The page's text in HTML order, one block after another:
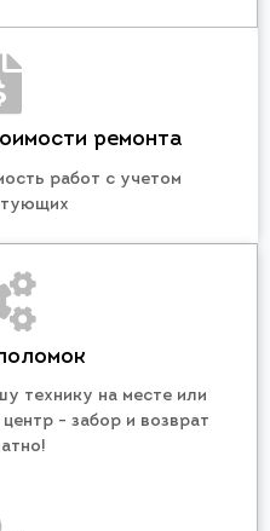
ремонта
работ с учетом
технику на месте или
- забор и возврат